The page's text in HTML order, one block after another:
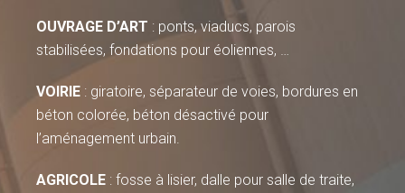
OUVRAGE D’ART : ponts, viaducs, parois
stabilisées, fondations pour éoliennes, …
VOIRIE : giratoire, séparateur de voies, bordures en
béton colorée, béton désactivé pour
l’aménagement urbain.
AGRICOLE : fosse à lisier, dalle pour salle de traite,